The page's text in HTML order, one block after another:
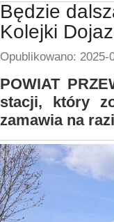
Będzie
Kolejki
Opublikowano:
POWIAT
stacji, który
zamawia na